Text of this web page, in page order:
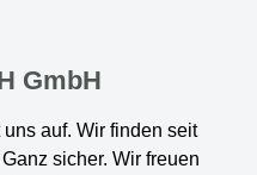
GmbH
auf. Wir finden seit
sicher. Wir freuen